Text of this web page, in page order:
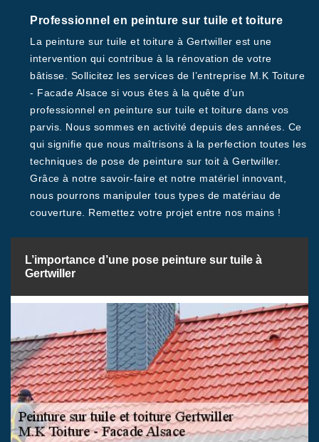
Professionnel en peinture sur tuile et toiture
La peinture sur tuile et toiture à Gertwiller est une
intervention qui contribue à la rénovation de votre
bâtisse. Sollicitez les services de l’entreprise M.K Toiture
- Facade Alsace si vous êtes à la quête d’un
professionnel en peinture sur tuile et toiture dans vos
parvis. Nous sommes en activité depuis des années. Ce
qui signifie que nous maîtrisons à la perfection toutes les
techniques de pose de peinture sur toit à Gertwiller.
Grâce à notre savoir-faire et notre matériel innovant,
nous pourrons manipuler tous types de matériau de
couverture. Remettez votre projet entre nos mains !
L’importance d’une pose peinture sur tuile à
Gertwiller